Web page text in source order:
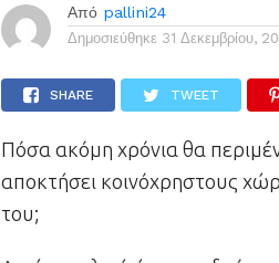
Από pallini24
Δημοσιεύθηκε 31 Δεκεμβρίου,
SHARE TWEET
Πόσα ακόμη χρόνια θα
αποκτήσει κοινόχρηστους
του;